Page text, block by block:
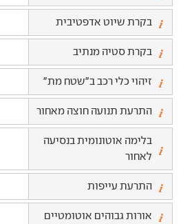
בקרת שיוט אדפטיבית
בקרת סטיה מנתיב
זיהוי כלי רכב ב"שטח מת"
התרעת תנועה חוצה מאחור
בלימה אוטונומית בנסיעה
לאחור
התרעת עייפות
אורות גבוהים אוטומטיים